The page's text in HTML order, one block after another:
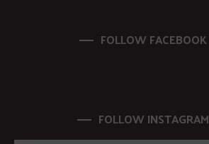
FOLLOW FACEBOOK
FOLLOW INSTAGRAM